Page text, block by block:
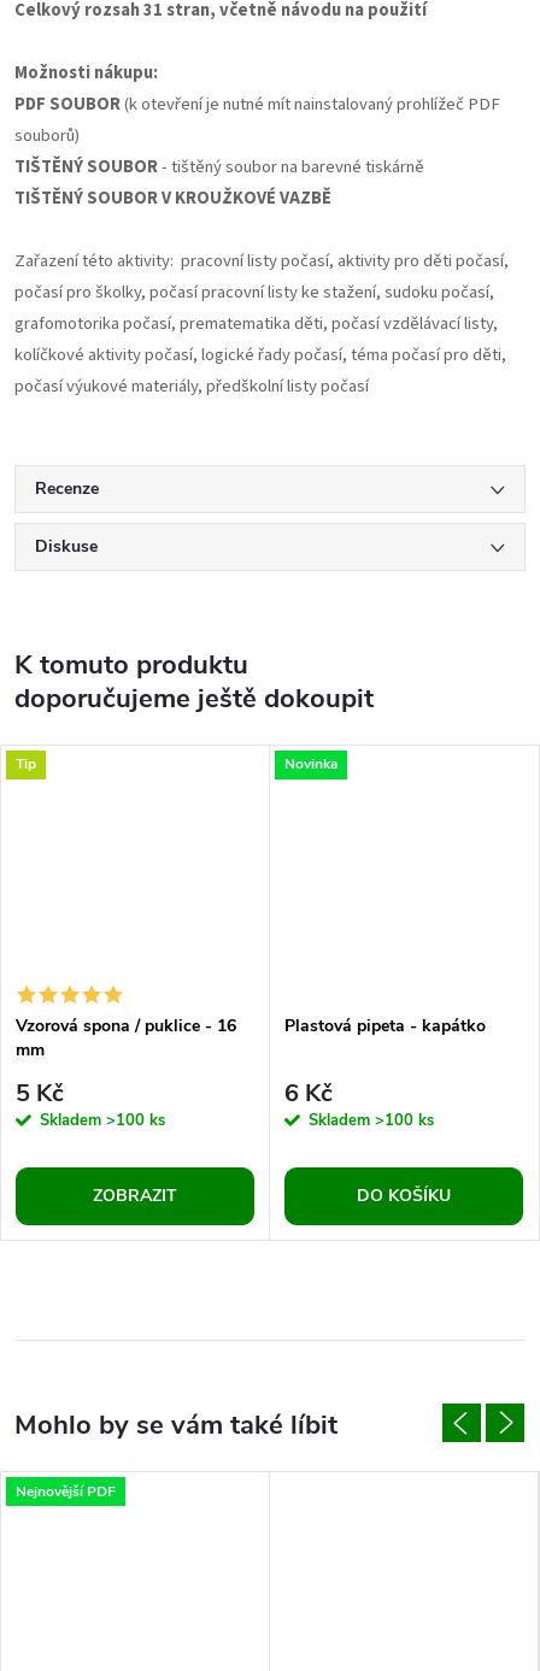
Celkový rozsah 31 stran, včetně návodu na použití
Možnosti nákupu:
PDF SOUBOR(k otevření je nutné mít nainstalovaný prohlížeč PDF
souborů)
TIŠTĚNÝ SOUBOR- tištěný soubor na barevné tiskárně
TIŠTĚNÝ SOUBOR V KROUŽKOVÉ VAZBĚ
Zařazení této aktivity: pracovní listy počasí, aktivity pro děti počasí,
počasí pro školky, počasí pracovní listy ke stažení, sudoku počasí,
grafomotorika počasí, prematematika děti, počasí vzdělávací listy,
kolíčkové aktivity počasí, logické řady počasí, téma počasí pro děti,
počasí výukové materiály, předškolní listy počasí
Recenze
Diskuse
K tomuto produktu
doporučujeme ještě dokoupit
Tip
Vzorová spona / puklice - 16
mm
5 Kč
Skladem >100 ks
ZOBRAZIT
Novinka
Plastová pipeta - kapátko
6 Kč
Skladem >100 ks
DO KOŠÍKU
Nejnovější PDF